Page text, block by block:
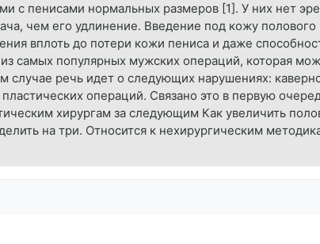
пенисами нормальных размеров [1]. У них нет
чем его удлинение. Введение под кожу полового
вплоть до потери кожи пениса и даже
самых популярных мужских операций, которая
речь идет о следующих нарушениях:
операций. Связано это в первую
хирургам за следующим Как увеличить
на три. Относится к нехирургическим